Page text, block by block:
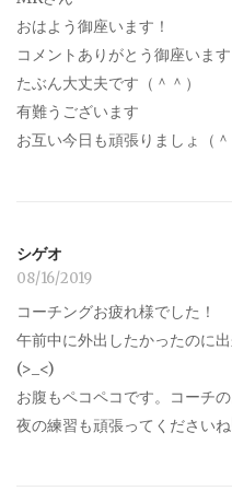
おはよう御座います！
コメントありがとう御座います
たぶん大丈夫です（＾＾）
有難うございます
お互い今日も頑張りましょ（＾
シゲオ
08/16/2019
コーチングお疲れ様でした！
午前中に外出したかったのに
(>_<)
お腹もペコペコです。コーチ
夜の練習も頑張ってください